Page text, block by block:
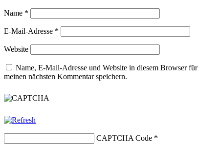
Name *
E-Mail-Adresse *
Website
Name, E-Mail-Adresse und Website in diesem Browser für
meinen nächsten Kommentar speichern.
CAPTCHA Code *